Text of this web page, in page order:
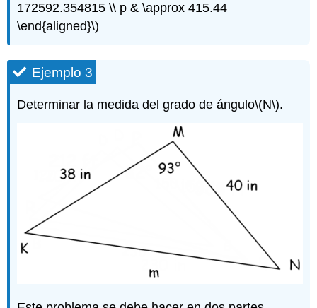
172592.354815 \\ p & \approx 415.44
\end{aligned}\)
Ejemplo 3
Determinar la medida del grado de ángulo\(N\).